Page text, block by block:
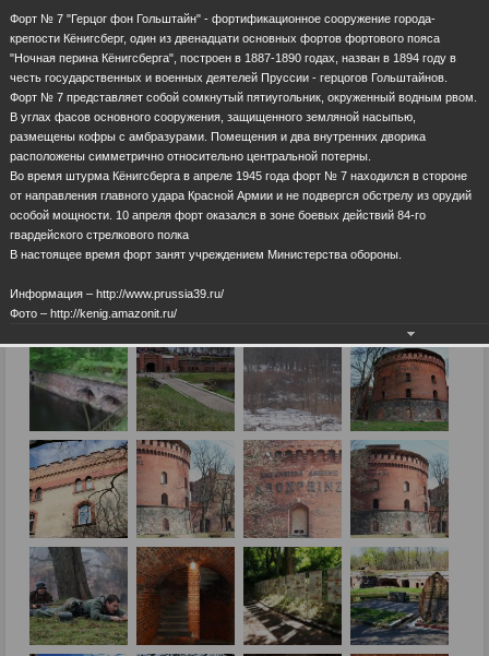
Форт № 7 "Герцог фон Гольштайн" - фортификационное сооружение города-
крепости Кёнигсберг, один из двенадцати основных фортов фортового пояса
"Ночная перина Кёнигсберга", построен в 1887-1890 годах, назван в 1894 году в
честь государственных и военных деятелей Пруссии - герцогов Гольштайнов.
Форт № 7 представляет собой сомкнутый пятиугольник, окруженный водным рвом.
В углах фасов основного сооружения, защищенного земляной насыпью,
размещены кофры с амбразурами. Помещения и два внутренних дворика
расположены симметрично относительно центральной потерны.
Во время штурма Кёнигсберга в апреле 1945 года форт № 7 находился в стороне
от направления главного удара Красной Армии и не подвергся обстрелу из орудий
особой мощности. 10 апреля форт оказался в зоне боевых действий 84-го
гвардейского стрелкового полка
В настоящее время форт занят учреждением Министерства обороны.
Информация – http://www.prussia39.ru/
Фото – http://kenig.amazonit.ru/